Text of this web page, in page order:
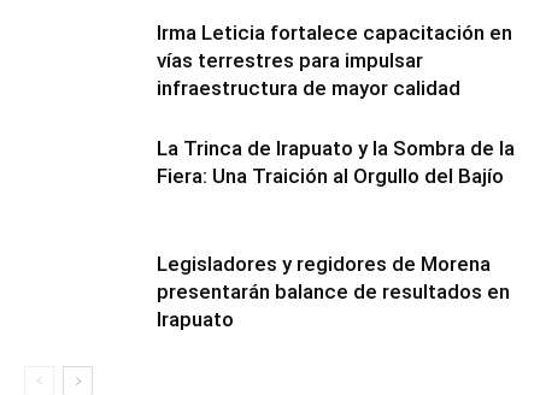
Irma Leticia fortalece capacitación en
vías terrestres para impulsar
infraestructura de mayor calidad
​La Trinca de Irapuato y la Sombra de la
Fiera: Una Traición al Orgullo del Bajío
Legisladores y regidores de Morena
presentarán balance de resultados en
Irapuato